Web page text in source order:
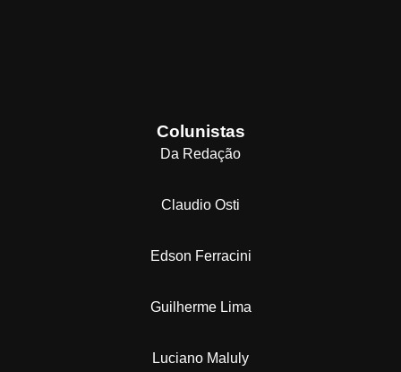
Colunistas
Da Redação
Claudio Osti
Edson Ferracini
Guilherme Lima
Luciano Maluly